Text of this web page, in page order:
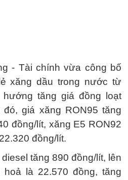
- Tài chính vừa công bố
xăng dầu trong nước từ
tăng giá đồng loạt
giá xăng RON95 tăng
đồng/lít, xăng E5 RON92
đồng/lít.
tăng 890 đồng/lít, lên
hoả là 22.570 đồng, tăng